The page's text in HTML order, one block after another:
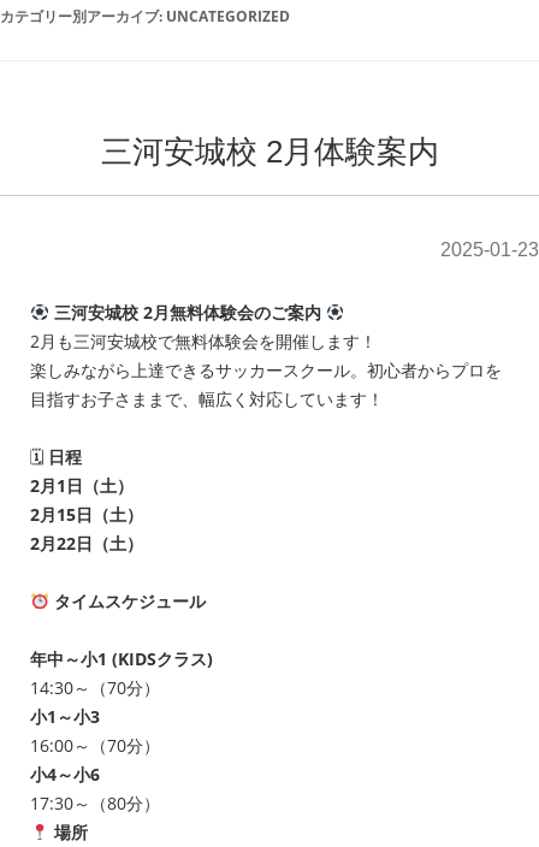
カテゴリー別アーカイブ: UNCATEGORIZED
三河安城校 2月体験案内
2025-01-23
三河安城校 2月無料体験会のご案内
2月も三河安城校で無料体験会を開催します！
楽しみながら上達できるサッカースクール。初心者からプロを
目指すお子さままで、幅広く対応しています！
🗓 日程
2月1日（土）
2月15日（土）
2月22日（土）
タイムスケジュール
年中～小1 (KIDSクラス)
14:30～（70分）
小1～小3
16:00～（70分）
小4～小6
17:30～（80分）
場所